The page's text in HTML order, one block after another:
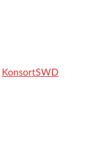
KonsortSWD